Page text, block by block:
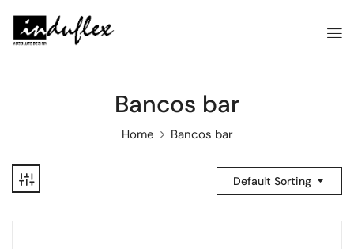
Bancos bar
Home Bancos bar
Default Sorting